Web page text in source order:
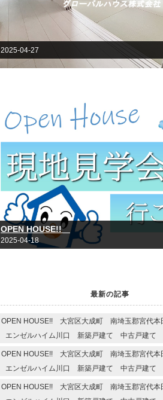
2025-04-27
OPEN HOUSE!!
2025-04-18
最新の記事
OPEN HOUSE!! 大宮区大成町 南埼玉郡宮代
エンゼルハイム川口 新築戸建て 中古戸建て
OPEN HOUSE!! 大宮区大成町 南埼玉郡宮代
エンゼルハイム川口 新築戸建て 中古戸建て
OPEN HOUSE!! 大宮区大成町 南埼玉郡宮代